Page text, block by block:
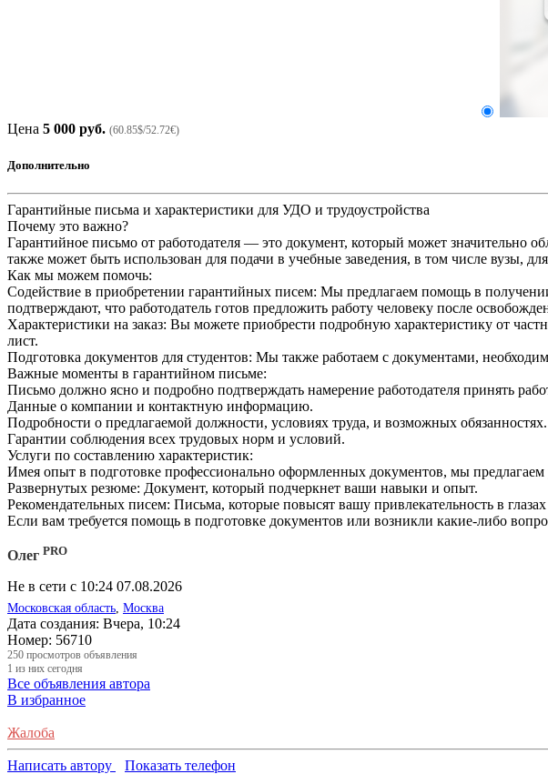
Цена 5 000 руб. (60.85$/52.72€)
Дополнительно
Гарантийные письма и характеристики для УДО и трудоустройства
Почему это важно?
Гарантийное письмо от работодателя — это документ, который может значительно
также может быть использован для подачи в учебные заведения, в том числе вузы,
Как мы можем помочь:
Содействие в приобретении гарантийных писем: Мы предлагаем помощь в
подтверждают, что работодатель готов предложить работу человеку после
Характеристики на заказ: Вы можете приобрести подробную характеристику от
лист.
Подготовка документов для студентов: Мы также работаем с документами,
Важные моменты в гарантийном письме:
Письмо должно ясно и подробно подтверждать намерение работодателя принять
Данные о компании и контактную информацию.
Подробности о предлагаемой должности, условиях труда, и возможных обязанностях.
Гарантии соблюдения всех трудовых норм и условий.
Услуги по составлению характеристик:
Имея опыт в подготовке профессионально оформленных документов, мы предлагаем
Развернутых резюме: Документ, который подчеркнет ваши навыки и опыт.
Рекомендательных писем: Письма, которые повысят вашу привлекательность в
Если вам требуется помощь в подготовке документов или возникли какие-либо
Олег PRO
Не в сети с 10:24 07.08.2026
Московская область, Москва
Дата создания: Вчера, 10:24
Номер: 56710
250 просмотров объявления
1 из них сегодня
Все объявления автора
В избранное
Жалоба
Написать автору Показать телефон